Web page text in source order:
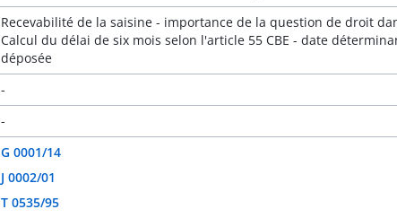
Recevabilité de la saisine - importance de la question de droit
Calcul du délai de six mois selon l'article 55 CBE - date
déposée
-
-
G 0001/14
J 0002/01
T 0535/95